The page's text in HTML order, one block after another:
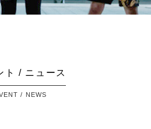
ト / ニュース
/ NEWS